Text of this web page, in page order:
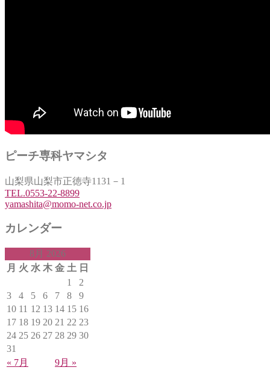
ピーチ専科ヤマシタ
山梨県山梨市正徳寺1131－1
TEL.0553-22-8899
yamashita@momo-net.co.jp
カレンダー
8月 2026
月 火 水 木 金 土 日
1
2
3
4 5 6 7 8
9
10 11 12 13 14 15 16
17 18 19 20 21 22 23
24 25 26 27 28 29 30
31
« 7月
9月 »